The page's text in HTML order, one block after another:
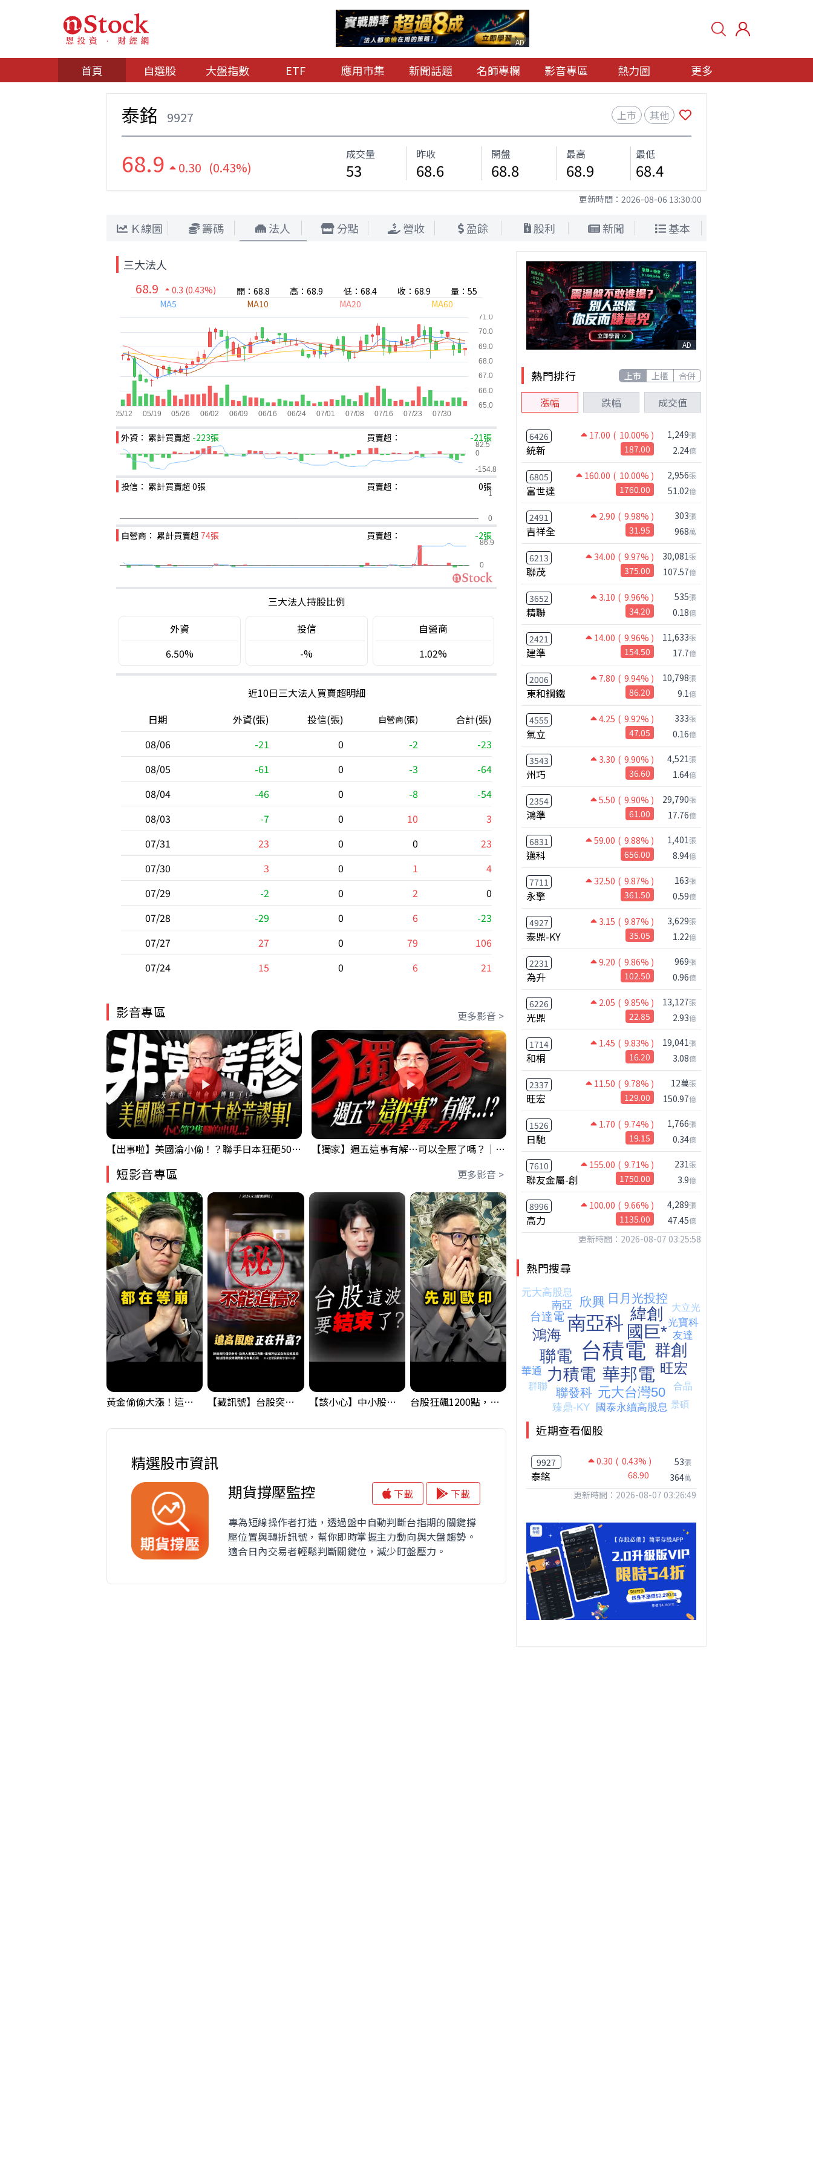
AD
首頁 自選股 大盤指數 ETF 應用市集 新聞話題 名師專欄 影音專區 熱力圖 更多
泰銘 9927 上市 其他
68.9 0.30 (0.43%)
成交量
53
昨收
68.6
開盤
68.8
最高
68.9
最低
68.4
更新時間： 2026-08-06 13:30:00
Ｋ線圖 籌碼 法人 分點 營收 盈餘 股利 新聞 基本
三大法人
68.9 0.3 (0.43%) 開：68.8 高：68.9 低：68.4 收：68.9
量：55
MA5
MA10 MA20 MA60
外資： 累計買賣超 -223張 買賣超： -21張
投信： 累計買賣超 0張 買賣超： 0張
自營商： 累計買賣超 74張 買賣超： -2張
三大法人持股比例
外資
6.50%
投信
-%
自營商
1.02%
近10日三大法人買賣超明細
日期
外資(張) 投信(張) 自營商(張)
合計(張)
08/06
-21 0 -2
-23
08/05
-61 0 -3
-64
08/04
-46 0 -8
-54
08/03
-7 0 10
3
07/31
23 0 0
23
07/30
3 0 1
4
07/29
-2 0 2
0
07/28
-29 0 6
-23
07/27
27 0 79
106
07/24
15 0 6 21
影音專區 更多影音 >
【出事啦】美國淪小偷！？聯手日本狂砸50億幹荒謬事！美元急殺黃金噴發，外資準備血洗台股！？｜ Mr.永年 李｜ 盤後講股 Mr.永年 李 2026 / 08 / 06 【獨家】週五這事有解⋯可以全壓了嗎？｜錢進大趨勢 Mr.智霖 陳 2026/08/06 鴻海七月營收歷史新高!還能追嗎?｜0806 #2317 #2317鴻海 #矽晶圓
短影音專區 更多影音 >
黃金偷偷大漲！這才是決定台股生死的「真風向球」！｜Mr.Jimmy高志銘 #黃金 #美元指數 #聯準會 【藏訊號】台股突破季線，週一我提醒了這個關鍵訊號 【該小心】中小股派對結束 ? 關鍵訊號都指向... 台股狂飆1200點，但還有兩關沒過｜Mr.Jimmy高志銘 #台股 #期貨 #加權指數 【我被黑了?】是真的聽不懂嗎...還是... #股票分析 #因果分析
精選股市資訊
期貨撐壓監控
下載
下載
專為短線操作者打造，透過盤中自動判斷台指期的關鍵撐
壓位置與轉折訊號，幫你即時掌握主力動向與大盤趨勢。
適合日內交易者輕鬆判斷關鍵位，減少盯盤壓力。
AD
熱門排行 上市 上櫃 合併
漲幅 跌幅 成交值
6426 17.00 ( 10.00% )
統新 187.00
1,249張
2.24億
6805 160.00 ( 10.00% )
富世達 1760.00
2,956張
51.02億
2491 2.90 ( 9.98% )
吉祥全 31.95
303張
968萬
6213 34.00 ( 9.97% )
聯茂 375.00
30,081張
107.57億
3652 3.10 ( 9.96% )
精聯 34.20
535張
0.18億
2421 14.00 ( 9.96% )
建準 154.50
11,633張
17.7億
2006 7.80 ( 9.94% )
東和鋼鐵 86.20
10,798張
9.1億
4555 4.25 ( 9.92% )
氣立 47.05
333張
0.16億
3543 3.30 ( 9.90% )
州巧 36.60
4,521張
1.64億
2354 5.50 ( 9.90% )
鴻準 61.00
29,790張
17.76億
6831 59.00 ( 9.88% )
邁科 656.00
1,401張
8.94億
7711 32.50 ( 9.87% )
永擎 361.50
163張
0.59億
4927 3.15 ( 9.87% )
泰鼎-KY 35.05
3,629張
1.22億
2231 9.20 ( 9.86% )
為升 102.50
969張
0.96億
6226 2.05 ( 9.85% )
光鼎 22.85
13,127張
2.93億
1714 1.45 ( 9.83% )
和桐 16.20
19,041張
3.08億
2337 11.50 ( 9.78% )
旺宏 129.00
12萬張
150.97億
1526 1.70 ( 9.74% )
日馳 19.15
1,766張
0.34億
7610 155.00 ( 9.71% )
聯友金屬-創 1750.00
231張
3.9億
8996 100.00 ( 9.66% )
高力 1135.00
4,289張
47.45億
更新時間：2026-08-07 03:25:58
熱門搜尋
近期查看個股
9927 0.30 ( 0.43% )
泰銘 68.90
53張
364萬
更新時間：2026-08-07 03:26:49